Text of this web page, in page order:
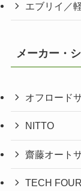
エブリイ／
メーカー・
オフロード
NITTO
齋藤オート
TECH FOUR